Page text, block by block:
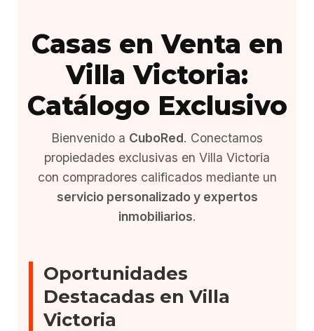
Casas en Venta en
Villa Victoria:
Catálogo Exclusivo
Bienvenido a CuboRed. Conectamos
propiedades exclusivas en Villa Victoria
con compradores calificados mediante un
servicio personalizado y expertos
inmobiliarios.
Oportunidades
Destacadas en Villa
Victoria